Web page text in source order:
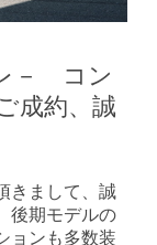
－ コン
成約、誠
きまして、誠
後期モデルの
ョンも多数装